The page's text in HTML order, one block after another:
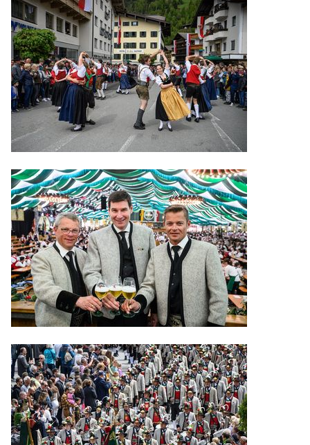
IMPRESSIONEN
Videos
Gauder Fest 2026
Gauder Fest 2025
Gauder Fest 2024
Gauder Fest 2023
Gauder Fest 2022
Gauder Fest 2019
Gauder Fest 2018
Gauder Fest 2017
Gauder Fest 2016
Gauder Fest Geschichte
NEWS
KONTAKT
JOBS